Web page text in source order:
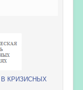
КРИЗИСНЫХ